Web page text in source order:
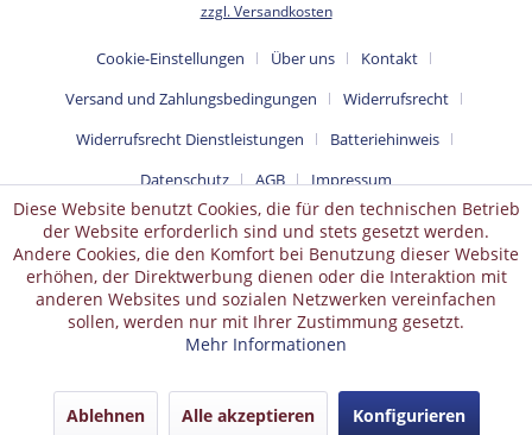
zzgl. Versandkosten
Cookie-Einstellungen Über uns
Kontakt
Versand und Zahlungsbedingungen
Widerrufsrecht
Widerrufsrecht Dienstleistungen
Batteriehinweis
Datenschutz
AGB Impressum
Diese Website benutzt Cookies, die für den technischen Betrieb
der Website erforderlich sind und stets gesetzt werden.
Andere Cookies, die den Komfort bei Benutzung dieser Website
erhöhen, der Direktwerbung dienen oder die Interaktion mit
anderen Websites und sozialen Netzwerken vereinfachen
sollen, werden nur mit Ihrer Zustimmung gesetzt.
Mehr Informationen
Ablehnen Alle akzeptieren Konfigurieren